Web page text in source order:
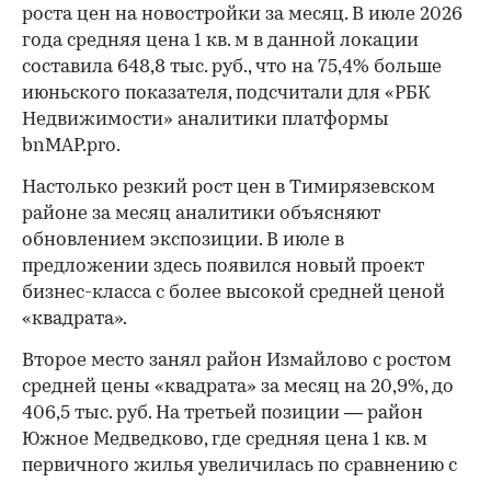
роста цен на новостройки за месяц. В июле 2026
года средняя цена 1 кв. м в данной локации
составила 648,8 тыс. руб., что на 75,4% больше
июньского показателя, подсчитали для «РБК
Недвижимости» аналитики платформы
bnMAP.pro.
Настолько резкий рост цен в Тимирязевском
районе за месяц аналитики объясняют
обновлением экспозиции. В июле в
предложении здесь появился новый проект
бизнес-класса с более высокой средней ценой
«квадрата».
Второе место занял район Измайлово с ростом
средней цены «квадрата» за месяц на 20,9%, до
406,5 тыс. руб. На третьей позиции — район
Южное Медведково, где средняя цена 1 кв. м
первичного жилья увеличилась по сравнению с